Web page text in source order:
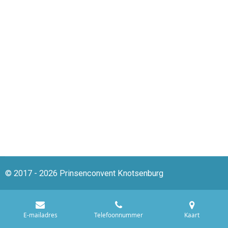
© 2017 - 2026 Prinsenconvent Knotsenburg
E-mailadres Telefoonnummer Kaart